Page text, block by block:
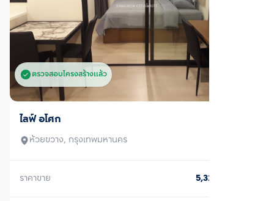
ตรวจสอบโครงสร้างแล้ว
ขาย
ไลฟ์ อโศก
ห้วยขวาง, กรุงเทพมหานคร
ราคาขาย 5,320,000